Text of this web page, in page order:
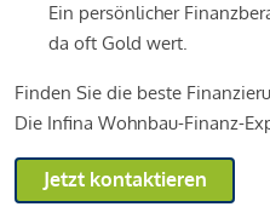
Ein persönlicher
da oft Gold wert.
Finden Sie die beste
Die Infina Wohnbau-Finanz-
Jetzt kontaktieren